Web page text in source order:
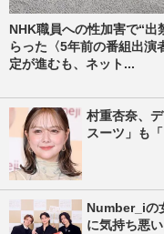
NHK職員への性加害で“出
らった〈5年前の番組出演
定が進むも、ネット...
村重杏奈、
スーツ」も
Number_iの
に気持ち悪